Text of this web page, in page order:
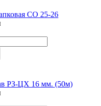
СО 25-26
РЗ-ЦХ 16 мм. (50м)